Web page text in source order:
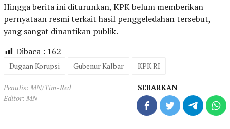
Hingga berita ini diturunkan, KPK belum memberikan
pernyataan resmi terkait hasil penggeledahan tersebut,
yang sangat dinantikan publik.
Dibaca : 162
Dugaan Korupsi Gubenur Kalbar KPK RI
Penulis: MN/Tim-Red
Editor: MN
SEBARKAN